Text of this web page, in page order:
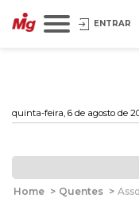
ENTRAR
quinta-feira, 6 de agosto de
Home > Quentes >